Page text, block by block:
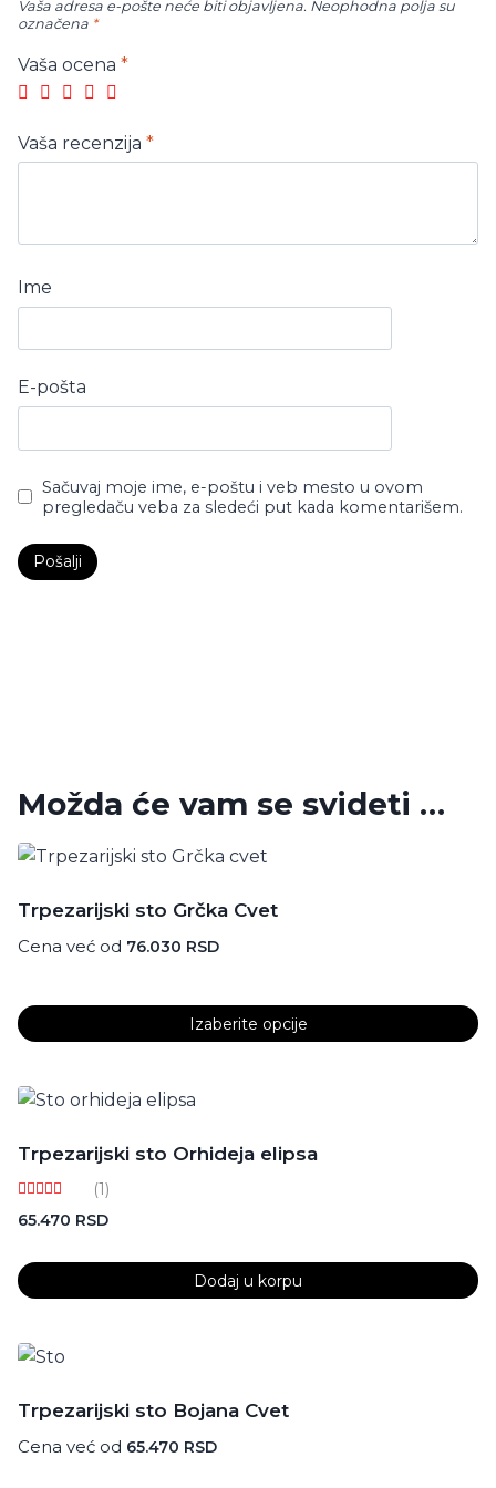
Vaša adresa e-pošte neće biti objavljena. Neophodna polja su
označena *
Vaša ocena *
Vaša recenzija *
Ime
E-pošta
Sačuvaj moje ime, e-poštu i veb mesto u ovom
pregledaču veba za sledeći put kada komentarišem.
Možda će vam se svideti …
Trpezarijski sto Grčka Cvet
Cena već od 76.030 RSD
Izaberite opcije
proizvod
ima
varijanti.
Opcije
mogu
izabrane
na
proizvoda.
Trpezarijski sto Orhideja elipsa
Ocenjeno
sa
(1)
65.470 RSD
Dodaj u korpu
Trpezarijski sto Bojana Cvet
Cena već od 65.470 RSD